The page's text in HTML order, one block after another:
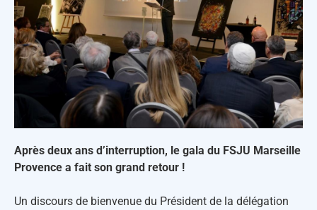
Après deux ans d’interruption, le gala du FSJU Marseille
Provence a fait son grand retour !
Un discours de bienvenue du Président de la délégation